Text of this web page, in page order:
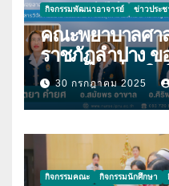
กิจกรรมพัฒนาอาจารย์ ข่าวประ
คณะพยาบาลศา
ราชภัฏลำปาง
บุคลากร เนื่องใ
พิมพ์ผลงานวิจัย
30 กรกฎาคม 2025
กิจกรรมคณะ กิจกรรมนักศึกษา